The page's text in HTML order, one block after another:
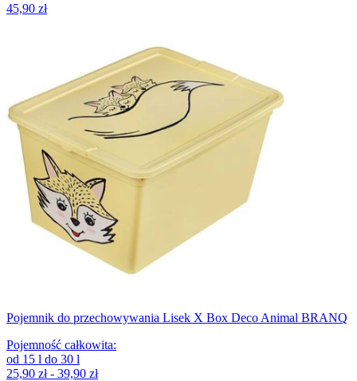
45,90 zł
Pojemnik do przechowywania Lisek X Box Deco Animal BRANQ
Pojemność całkowita:
od 15 l do 30 l
25,90 zł - 39,90 zł